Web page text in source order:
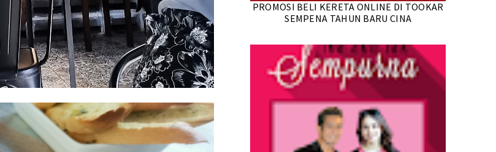
PROMOSI BELI KERETA ONLINE DI TOOKAR
SEMPENA TAHUN BARU CINA